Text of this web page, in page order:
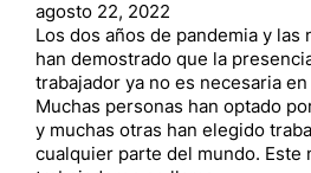
agosto 22, 2022
Los dos años de pandemia y las
han demostrado que la
trabajador ya no es necesaria
Muchas personas han optado
y muchas otras han elegido
cualquier parte del mundo. Este